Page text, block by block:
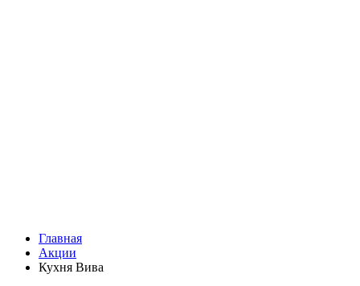
Главная
Акции
Кухня Вива